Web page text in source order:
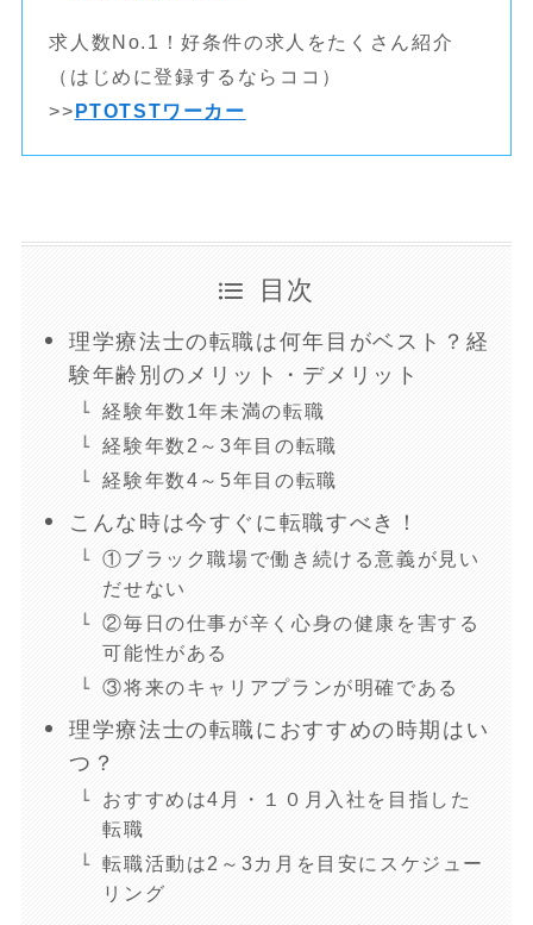
求人数No.1！好条件の求人をたくさん紹介
（はじめに登録するならココ）
>>PTOTSTワーカー
目次
理学療法士の転職は何年目がベスト？経
験年齢別のメリット・デメリット
経験年数1年未満の転職
経験年数2～3年目の転職
経験年数4～5年目の転職
こんな時は今すぐに転職すべき！
①ブラック職場で働き続ける意義が見い
だせない
②毎日の仕事が辛く心身の健康を害する
可能性がある
③将来のキャリアプランが明確である
理学療法士の転職におすすめの時期はい
つ？
おすすめは4月・１０月入社を目指した
転職
転職活動は2～3カ月を目安にスケジュー
リング